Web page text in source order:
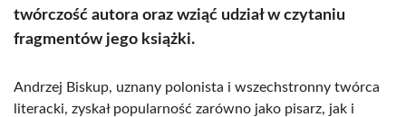
twórczość autora oraz wziąć udział w czytaniu
fragmentów jego książki.
Andrzej Biskup, uznany polonista i wszechstronny twórca
literacki, zyskał popularność zarówno jako pisarz, jak i